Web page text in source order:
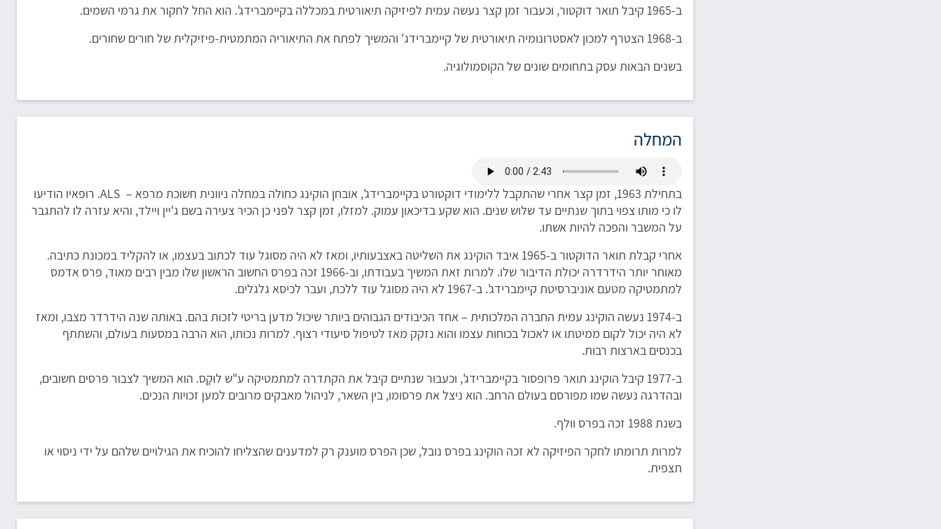
ב-1965 קיבל תואר דוקטור, וכעבור זמן קצר נעשה עמית לפיזיקה תיאורטית במכללה בקיימברידג'. הוא החל לחקור את גרמי השמים.
ב-1968 הצטרף למכון לאסטרונומיה תיאורטית של קיימברידג' והמשיך לפתח את התיאוריה המתמטית-פיזיקלית של חורים שחורים.
בשנים הבאות עסק בתחומים שונים של הקוסמולוגיה.
המחלה
בתחילת 1963, זמן קצר אחרי שהתקבל ללימודי דוקטורט בקיימברידג', אובחן הוקינג כחולה במחלה ניוונית חשוכת מרפא – ALS. רופאיו הודיעו
לו כי מותו צפוי בתוך שנתיים עד שלוש שנים. הוא שקע בדיכאון עמוק. למזלו, זמן קצר לפני כן הכיר צעירה בשם ג'יין ויילד, והיא עזרה לו להתגבר
על המשבר והפכה להיות אשתו.
אחרי קבלת תואר הדוקטור ב-1965 איבד הוקינג את השליטה באצבעותיו, ומאז לא היה מסוגל עוד לכתוב בעצמו, או להקליד במכונת כתיבה.
מאוחר יותר הידרדרה יכולת הדיבור שלו. למרות זאת המשיך בעבודתו, וב-1966 זכה בפרס החשוב הראשון שלו מבין רבים מאוד, פרס אדמס
למתמטיקה מטעם אוניברסיטת קיימברידג'. ב-1967 לא היה מסוגל עוד ללכת, ועבר לכיסא גלגלים.
ב-1974 נעשה הוקינג עמית החברה המלכותית – אחד הכיבודים הגבוהים ביותר שיכול מדען בריטי לזכות בהם. באותה שנה הידרדר מצבו, ומאז
לא היה יכול לקום ממיטתו או לאכול בכוחות עצמו והוא נזקק מאז לטיפול סיעודי רצוף. למרות נכותו, הוא הרבה במסעות בעולם, והשתתף
בכנסים בארצות רבות.
ב-1977 קיבל הוקינג תואר פרופסור בקיימברידג', וכעבור שנתיים קיבל את הקתדרה למתמטיקה ע"ש לוּקָס. הוא המשיך לצבור פרסים חשובים,
ובהדרגה נעשה שמו מפורסם בעולם הרחב. הוא ניצל את פרסומו, בין השאר, לניהול מאבקים מרובים למען זכויות הנכים.
בשנת 1988 זכה בפרס וולף.
למרות תרומתו לחקר הפיזיקה לא זכה הוקינג בפרס נובל, שכן הפרס מוענק רק למדענים שהצליחו להוכיח את הגילויים שלהם על ידי ניסוי או
תצפית.